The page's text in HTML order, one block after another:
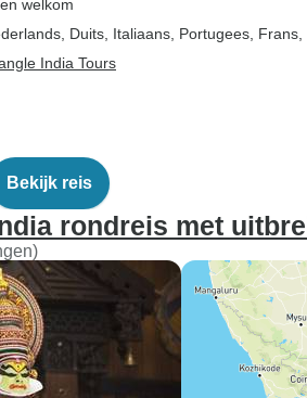
welkom
Duits, Italiaans, Portugees, Frans,
India Tours
Bekijk reis
rondreis met